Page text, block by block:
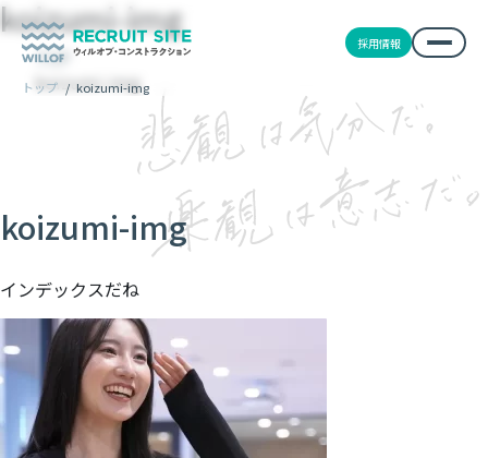
採用情報
トップ / koizumi-img
koizumi-img
TOP
koizumi-img
koizumi-img
インデックスだね